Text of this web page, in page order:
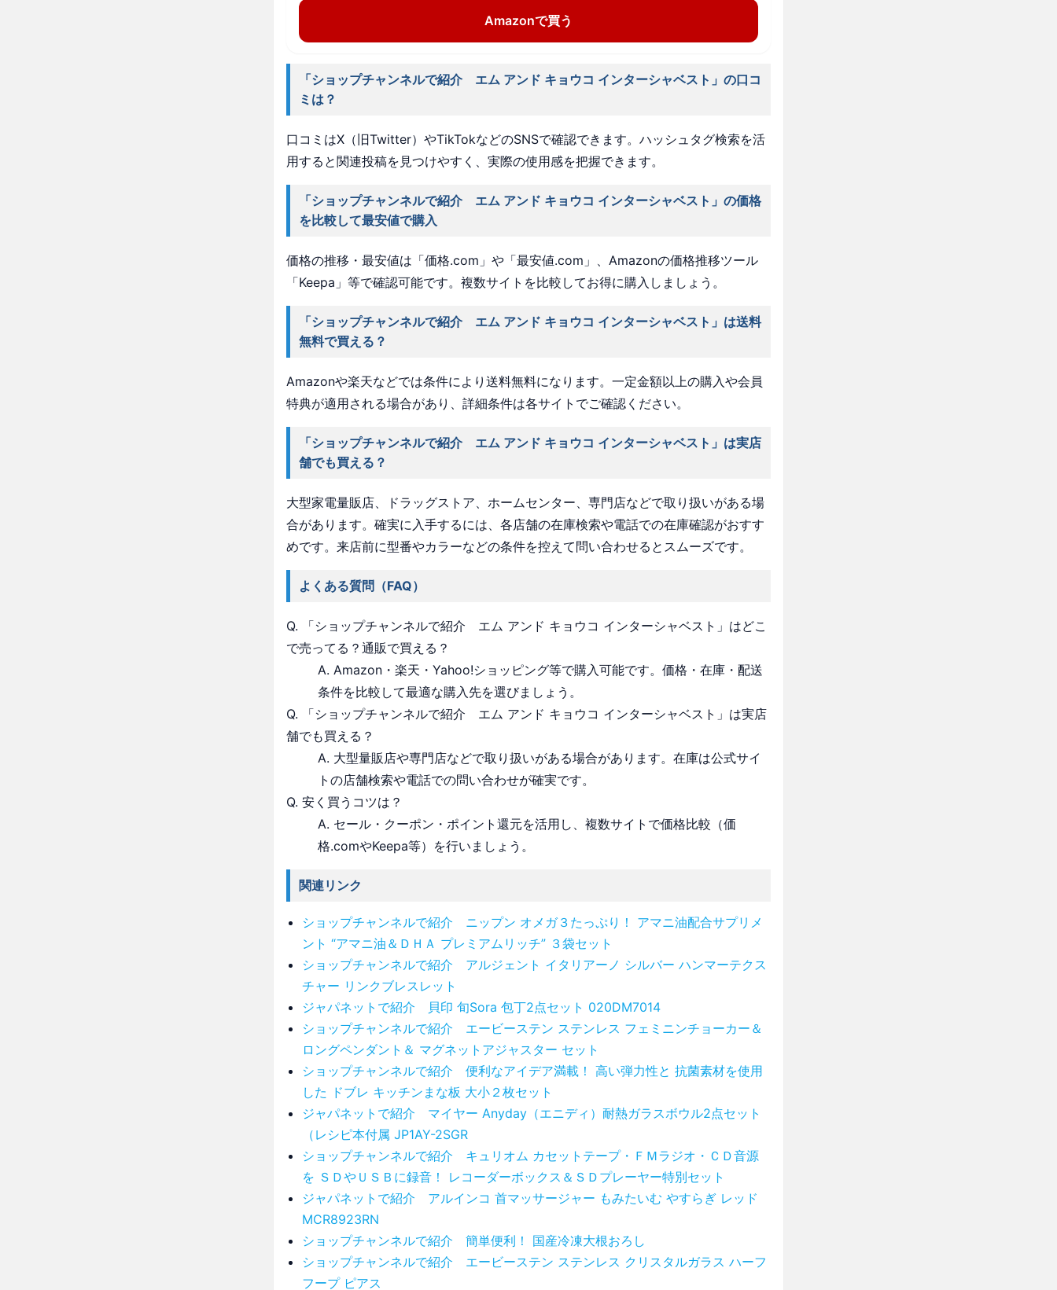
Amazonで買う
「ショップチャンネルで紹介 エム アンド キョウコ インターシャベスト」の口コ
ミは？
口コミはX（旧Twitter）やTikTokなどのSNSで確認できます。ハッシュタグ検索を活
用すると関連投稿を見つけやすく、実際の使用感を把握できます。
「ショップチャンネルで紹介 エム アンド キョウコ インターシャベスト」の価格
を比較して最安値で購入
価格の推移・最安値は「価格.com」や「最安値.com」、Amazonの価格推移ツール
「Keepa」等で確認可能です。複数サイトを比較してお得に購入しましょう。
「ショップチャンネルで紹介 エム アンド キョウコ インターシャベスト」は送料
無料で買える？
Amazonや楽天などでは条件により送料無料になります。一定金額以上の購入や会員
特典が適用される場合があり、詳細条件は各サイトでご確認ください。
「ショップチャンネルで紹介 エム アンド キョウコ インターシャベスト」は実店
舗でも買える？
大型家電量販店、ドラッグストア、ホームセンター、専門店などで取り扱いがある場
合があります。確実に入手するには、各店舗の在庫検索や電話での在庫確認がおすす
めです。来店前に型番やカラーなどの条件を控えて問い合わせるとスムーズです。
よくある質問（FAQ）
Q. 「ショップチャンネルで紹介 エム アンド キョウコ インターシャベスト」はどこ
で売ってる？通販で買える？
A. Amazon・楽天・Yahoo!ショッピング等で購入可能です。価格・在庫・配送
条件を比較して最適な購入先を選びましょう。
Q. 「ショップチャンネルで紹介 エム アンド キョウコ インターシャベスト」は実店
舗でも買える？
A. 大型量販店や専門店などで取り扱いがある場合があります。在庫は公式サイ
トの店舗検索や電話での問い合わせが確実です。
Q. 安く買うコツは？
A. セール・クーポン・ポイント還元を活用し、複数サイトで価格比較（価
格.comやKeepa等）を行いましょう。
関連リンク
ショップチャンネルで紹介 ニップン オメガ３たっぷり！ アマニ油配合サプリメ
ント “アマニ油＆ＤＨＡ プレミアムリッチ” ３袋セット
ショップチャンネルで紹介 アルジェント イタリアーノ シルバー ハンマーテクス
チャー リンクブレスレット
ジャパネットで紹介 貝印 旬Sora 包丁2点セット 020DM7014
ショップチャンネルで紹介 エービーステン ステンレス フェミニンチョーカー＆
ロングペンダント＆ マグネットアジャスター セット
ショップチャンネルで紹介 便利なアイデア満載！ 高い弾力性と 抗菌素材を使用
した ドブレ キッチンまな板 大小２枚セット
ジャパネットで紹介 マイヤー Anyday（エニディ）耐熱ガラスボウル2点セット
（レシピ本付属 JP1AY-2SGR
ショップチャンネルで紹介 キュリオム カセットテープ・ＦＭラジオ・ＣＤ音源
を ＳＤやＵＳＢに録音！ レコーダーボックス＆ＳＤプレーヤー特別セット
ジャパネットで紹介 アルインコ 首マッサージャー もみたいむ やすらぎ レッド
MCR8923RN
ショップチャンネルで紹介 簡単便利！ 国産冷凍大根おろし
ショップチャンネルで紹介 エービーステン ステンレス クリスタルガラス ハーフ
フープ ピアス